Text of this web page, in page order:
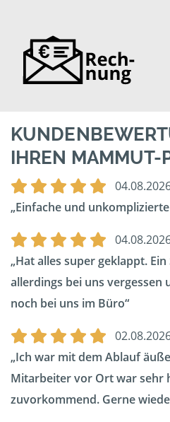
IHREN MAMMUT-
Einfache und
Hat alles super geklappt.
allerdings bei uns vergessen
noch bei uns im Büro
Ich war mit dem Ablauf
Mitarbeiter vor Ort war sehr
zuvorkommend. Gerne